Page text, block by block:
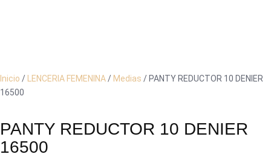
Inicio / LENCERIA FEMENINA/ Medias / PANTY REDUCTOR 10 DENIER
16500
PANTY REDUCTOR 10 DENIER
16500